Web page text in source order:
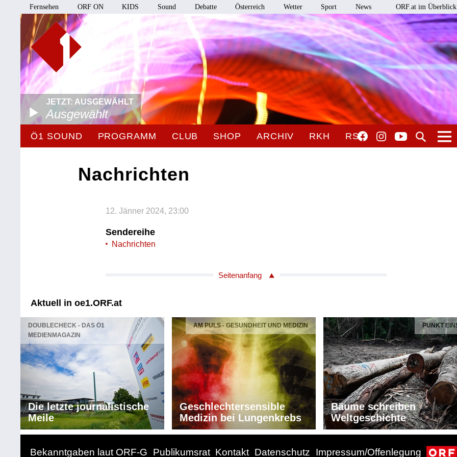
Fernsehen ORF ON KIDS Sound Debatte Österreich Wetter Sport News ORF.at im Überblick
JETZT: AUSGEWÄHLT
Ausgewählt
Ö1 SOUND PROGRAMM CLUB SHOP ARCHIV RKH RSO
Nachrichten
12. Jänner 2024, 23:00
Sendereihe
Nachrichten
Seitenanfang
Aktuell in oe1.ORF.at
DOUBLECHECK - DAS Ö1
MEDIENMAGAZIN
Die letzte journalistische
Meile
AM PULS - GESUNDHEIT UND MEDIZIN
Geschlechtersensible
Medizin bei Lungenkrebs
PUNKT
Bäume schreiben
Weltgeschichte
Bekanntgaben laut ORF-G Publikumsrat Kontakt Datenschutz Impressum/Offenlegung